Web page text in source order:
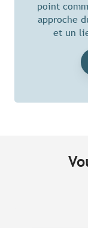
point
approche
et un